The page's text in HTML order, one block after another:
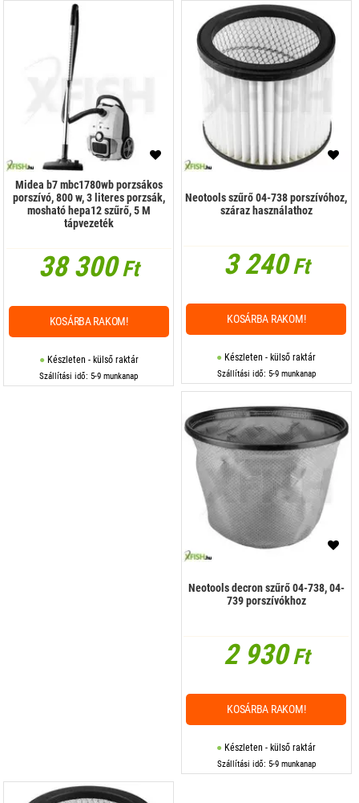
Midea b7 mbc1780wb porzsákos
porszívó, 800 w, 3 literes porzsák,
mosható hepa12 szűrő, 5 M
tápvezeték
38 300Ft
Készleten - külső raktár
Szállítási idő: 5-9 munkanap
KOSÁRBA RAKOM!
Neotools szűrő 04-738 porszívóhoz,
száraz használathoz
3 240Ft
Készleten - külső raktár
Szállítási idő: 5-9 munkanap
KOSÁRBA RAKOM!
Neotools decron szűrő 04-738, 04-
739 porszívókhoz
2 930Ft
Készleten - külső raktár
Szállítási idő: 5-9 munkanap
KOSÁRBA RAKOM!